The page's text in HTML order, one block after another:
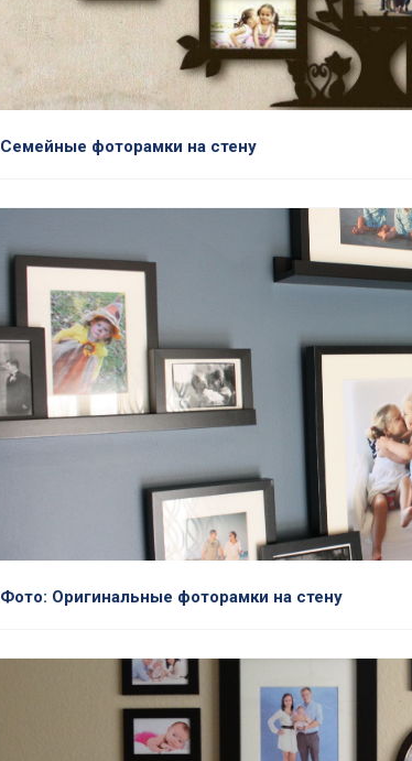
Семейные фоторамки на стену
Фото: Оригинальные фоторамки на стену